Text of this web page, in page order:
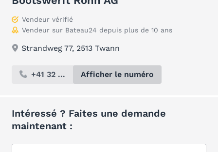
Vendeur vérifié
Vendeur sur Bateau24 depuis plus de 10 ans
Strandweg 77, 2513 Twann
+41 32 ... Afficher le numéro
Intéressé ? Faites une demande
maintenant :